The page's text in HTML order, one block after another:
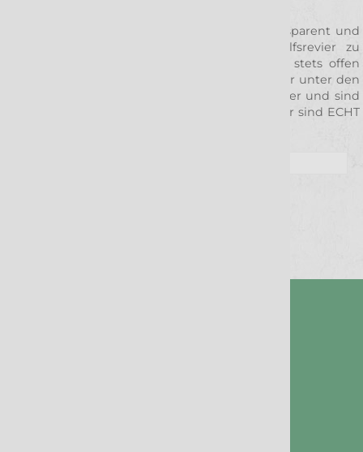
Alles in allem ist das Ziel dieser Webseite, transparent und
klar über alle Ereignisse rund um das Wolfsrevier zu
berichten. Für Fragen oder Hinweise sind wir stets offen
und den geeigneten Ansprechpartner findet ihr unter den
aufgeführten Kontakten. Gerne helfen wir weiter und sind
immer für euch da, wenn Fragen sind. Denn wir sind ECHT